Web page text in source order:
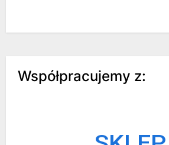
Współpracujemy z: